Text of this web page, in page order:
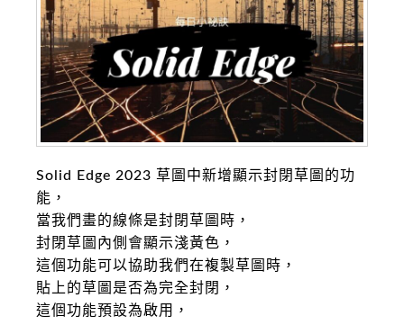
Solid Edge 2023 草圖中新增顯示封閉草圖的功
能，
當我們畫的線條是封閉草圖時，
封閉草圖內側會顯示淺黃色，
這個功能可以協助我們在複製草圖時，
貼上的草圖是否為完全封閉，
這個功能預設為啟用，